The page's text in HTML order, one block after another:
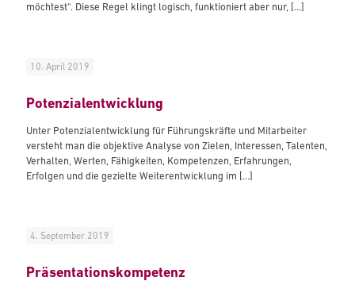
möchtest“. Diese Regel klingt logisch, funktioniert aber nur, […]
10. April 2019
Potenzialentwicklung
Unter Potenzialentwicklung für Führungskräfte und Mitarbeiter
versteht man die objektive Analyse von Zielen, Interessen, Talenten,
Verhalten, Werten, Fähigkeiten, Kompetenzen, Erfahrungen,
Erfolgen und die gezielte Weiterentwicklung im […]
4. September 2019
Präsentationskompetenz